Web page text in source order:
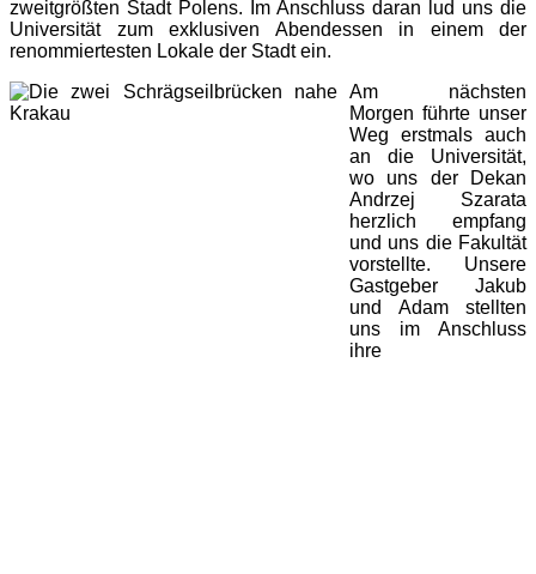
zweitgrößten Stadt Polens. Im Anschluss daran lud uns die
Universität zum exklusiven Abendessen in einem der
renommiertesten Lokale der Stadt ein.
Am nächsten
Morgen führte unser
Weg erstmals auch
an die Universität,
wo uns der Dekan
Andrzej Szarata
herzlich empfang
und uns die Fakultät
vorstellte. Unsere
Gastgeber Jakub
und Adam stellten
uns im Anschluss
ihre